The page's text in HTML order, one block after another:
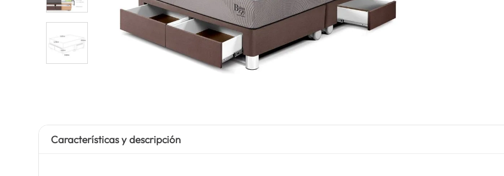
Características y descripción